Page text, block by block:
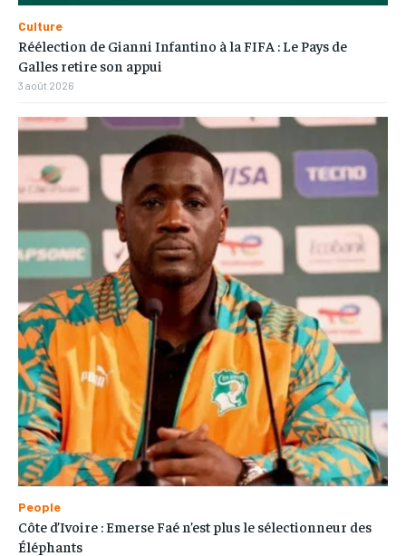
Culture
Réélection de Gianni Infantino à la FIFA : Le Pays de
Galles retire son appui
3 août 2026
People
Côte d’Ivoire : Emerse Faé n’est plus le sélectionneur des
Éléphants